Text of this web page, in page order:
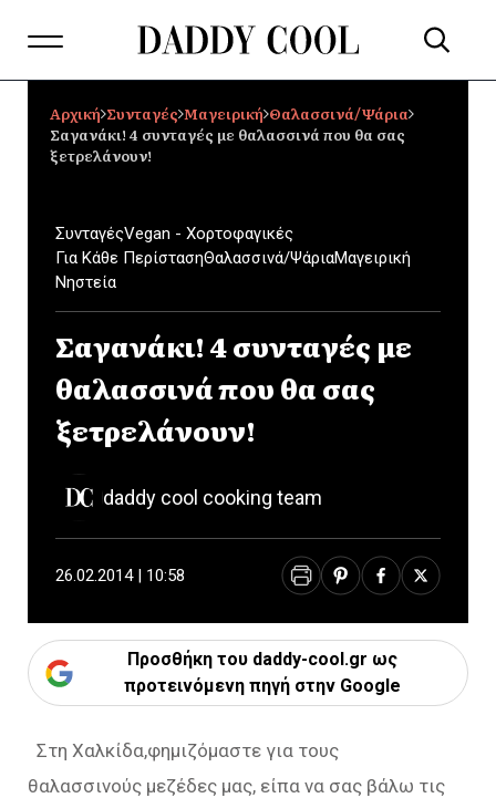
Αρχική Συνταγές Μαγειρική Θαλασσινά/Ψάρια
Σαγανάκι! 4 συνταγές με θαλασσινά που θα σας
ξετρελάνουν!
ΣυνταγέςVegan - Χορτοφαγικές
Για Κάθε ΠερίστασηΘαλασσινά/ΨάριαΜαγειρική
Νηστεία
Σαγανάκι! 4 συνταγές με
θαλασσινά που θα σας
ξετρελάνουν!
daddy cool cooking team
26.02.2014 | 10:58
Προσθήκη του daddy-cool.gr ως
προτεινόμενη πηγή στην Google
Στη Χαλκίδα,φημιζόμαστε για τους
θαλασσινούς μεζέδες μας, είπα να σας βάλω τις